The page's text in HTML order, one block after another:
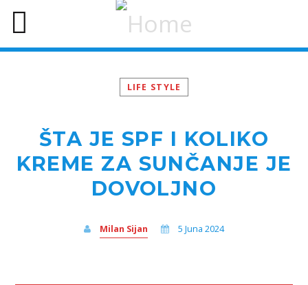
LIFE STYLE
ŠTA JE SPF I KOLIKO
KREME ZA SUNČANJE JE
DOVOLJNO
Milan Sijan 5 Juna 2024